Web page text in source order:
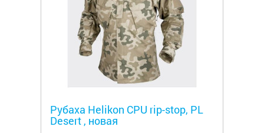
Рубаха Helikon CPU rip-stop, PL
Desert , новая